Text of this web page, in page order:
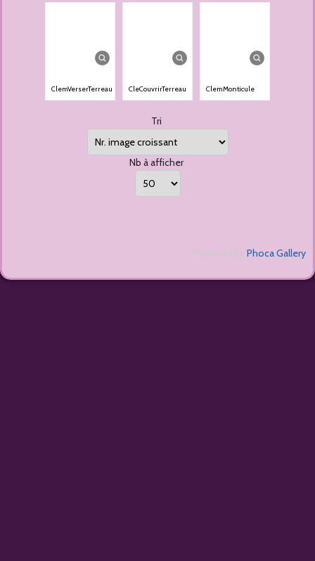
ClemVerserTerreau CleCouvrirTerreau ClemMonticule
Tri
Nb à afficher
Powered by Phoca Gallery